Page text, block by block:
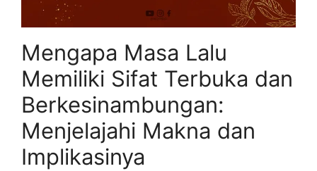
Mengapa Masa Lalu
Memiliki Sifat Terbuka dan
Berkesinambungan:
Menjelajahi Makna dan
Implikasinya